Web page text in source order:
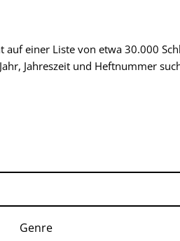
einer Liste von etwa 30.000
Jahreszeit und Heftnummer
Genre